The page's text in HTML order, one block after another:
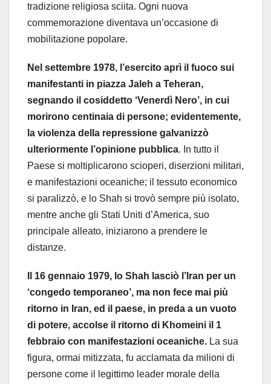
tradizione religiosa sciita. Ogni nuova
commemorazione diventava un’occasione di
mobilitazione popolare.
Nel settembre 1978, l’esercito aprì il fuoco sui
manifestanti in piazza Jaleh a Teheran,
segnando il cosiddetto ‘Venerdì Nero’, in cui
morirono centinaia di persone; evidentemente,
la violenza della repressione galvanizzò
ulteriormente l’opinione pubblica. In tutto il
Paese si moltiplicarono scioperi, diserzioni militari,
e manifestazioni oceaniche; il tessuto economico
si paralizzò, e lo Shah si trovò sempre più isolato,
mentre anche gli Stati Uniti d’America, suo
principale alleato, iniziarono a prendere le
distanze.
Il 16 gennaio 1979, lo Shah lasciò l’Iran per un
‘congedo temporaneo’, ma non fece mai più
ritorno in Iran, ed il paese, in preda a un vuoto
di potere, accolse il ritorno di Khomeini il 1
febbraio con manifestazioni oceaniche. La sua
figura, ormai mitizzata, fu acclamata da milioni di
persone come il legittimo leader morale della